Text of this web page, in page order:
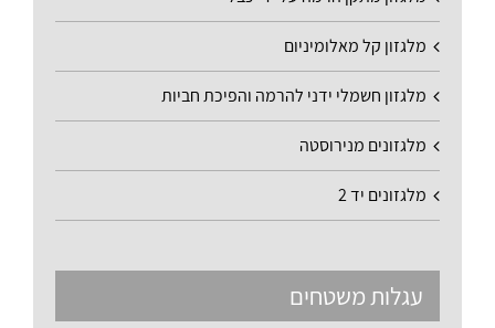
מלגזון קל מאלומיניום
מלגזון חשמלי ידני להרמה והפיכת חביות
מלגזונים מנירוסטה
מלגזונים יד 2
עגלות משטחים